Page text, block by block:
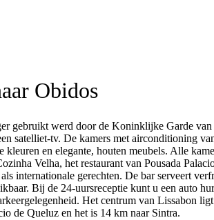
Obidos
gebruikt werd door de Koninklijke Garde
satelliet-tv. De kamers met airconditioning
en elegante, houten meubels. Alle
Velha, het restaurant van Pousada
internationale gerechten. De bar serveert
Bij de 24-uursreceptie kunt u een auto
Het centrum van Lissabon
de Queluz en het is 14 km naar Sintra.